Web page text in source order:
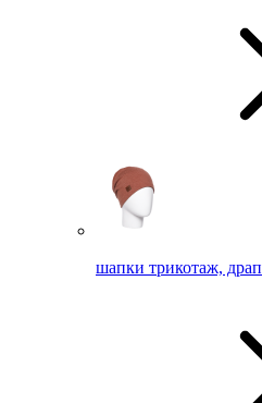
шапки трикотаж, драп